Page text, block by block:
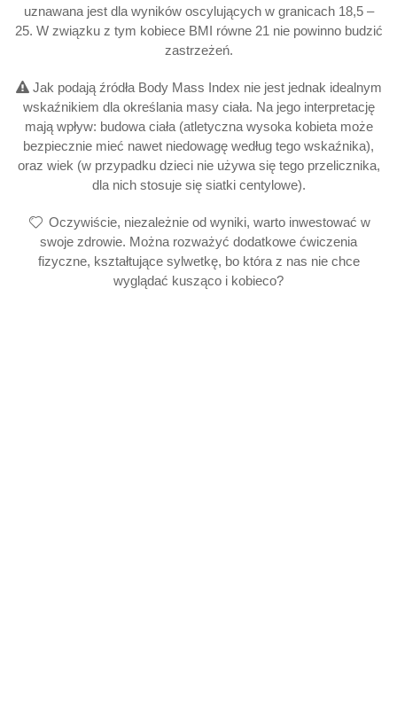
uznawana jest dla wyników oscylujących w granicach 18,5 –
25. W związku z tym kobiece BMI równe 21 nie powinno budzić
zastrzeżeń.
Jak podają źródła Body Mass Index nie jest jednak idealnym
wskaźnikiem dla określania masy ciała. Na jego interpretację
mają wpływ: budowa ciała (atletyczna wysoka kobieta może
bezpiecznie mieć nawet niedowagę według tego wskaźnika),
oraz wiek (w przypadku dzieci nie używa się tego przelicznika,
dla nich stosuje się siatki centylowe).
Oczywiście, niezależnie od wyniki, warto inwestować w
swoje zdrowie. Można rozważyć dodatkowe ćwiczenia
fizyczne, kształtujące sylwetkę, bo która z nas nie chce
wyglądać kusząco i kobieco?